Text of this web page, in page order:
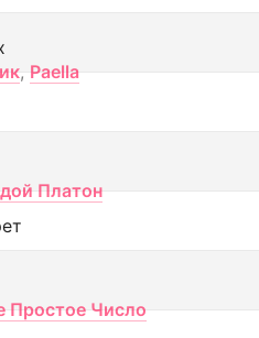
, Paella
Платон
Простое Число